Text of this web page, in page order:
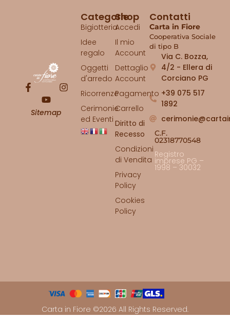
Sitemap
Contatti
Carta in Fiore
Cooperativa Sociale
di tipo B
Via C. Bozza,
4/2 - Ellera di
Corciano PG
+39 075 517
1892
C.F.
02318770548
Registro
imprese PG –
1998 – 30032
Shop
Accedi
Il mio
Account
Dettaglio
Account
Pagamento
Carrello
Diritto di
Recesso
Condizioni
di Vendita
Privacy
Policy
Cookies
Policy
Categorie
Bigiotteria
Idee
regalo
Oggetti
d'arredo
Ricorrenze
Cerimonie
ed Eventi
Carta in Fiore ©2026 All Rights Reserved.